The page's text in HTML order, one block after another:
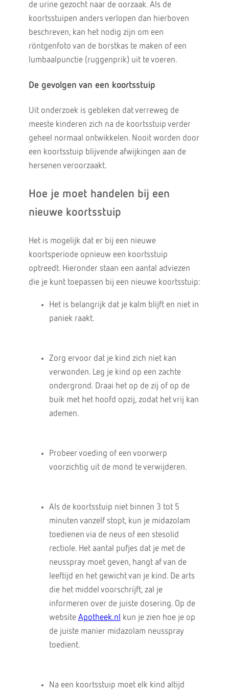
de urine gezocht naar de oorzaak. Als de
koortsstuipen anders verlopen dan hierboven
beschreven, kan het nodig zijn om een
röntgenfoto van de borstkas te maken of een
lumbaalpunctie (ruggenprik) uit te voeren.
De gevolgen van een koortsstuip
Uit onderzoek is gebleken dat verreweg de
meeste kinderen zich na de koortsstuip verder
geheel normaal ontwikkelen. Nooit worden door
een koortsstuip blijvende afwijkingen aan de
hersenen veroorzaakt.
Hoe je moet handelen bij een
nieuwe koortsstuip
Het is mogelijk dat er bij een nieuwe
koortsperiode opnieuw een koortsstuip
optreedt. Hieronder staan een aantal adviezen
die je kunt toepassen bij een nieuwe koortsstuip:
Het is belangrijk dat je kalm blijft en niet in
paniek raakt.
Zorg ervoor dat je kind zich niet kan
verwonden. Leg je kind op een zachte
ondergrond. Draai het op de zij of op de
buik met het hoofd opzij, zodat het vrij kan
ademen.
Probeer voeding of een voorwerp
voorzichtig uit de mond te verwijderen.
Als de koortsstuip niet binnen 3 tot 5
minuten vanzelf stopt, kun je midazolam
toedienen via de neus of een stesolid
rectiole. Het aantal pufjes dat je met de
neusspray moet geven, hangt af van de
leeftijd en het gewicht van je kind. De arts
die het middel voorschrijft, zal je
informeren over de juiste dosering. Op de
website Apotheek.nl
kun je zien hoe je op
de juiste manier midazolam neusspray
toedient.
Na een koortsstuip moet elk kind altijd